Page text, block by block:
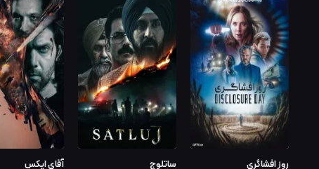
روز افشاگری ساتلوج آقای ایکس